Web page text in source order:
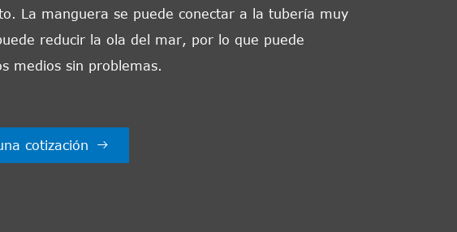
La manguera se puede conectar a la tubería muy
reducir la ola del mar, por lo que puede
medios sin problemas.
cotización 